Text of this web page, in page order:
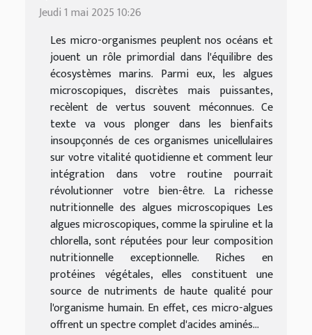
Jeudi 1 mai 2025 10:26
Les micro-organismes peuplent nos océans et
jouent un rôle primordial dans l'équilibre des
écosystèmes marins. Parmi eux, les algues
microscopiques, discrètes mais puissantes,
recèlent de vertus souvent méconnues. Ce
texte va vous plonger dans les bienfaits
insoupçonnés de ces organismes unicellulaires
sur votre vitalité quotidienne et comment leur
intégration dans votre routine pourrait
révolutionner votre bien-être. La richesse
nutritionnelle des algues microscopiques Les
algues microscopiques, comme la spiruline et la
chlorella, sont réputées pour leur composition
nutritionnelle exceptionnelle. Riches en
protéines végétales, elles constituent une
source de nutriments de haute qualité pour
l'organisme humain. En effet, ces micro-algues
offrent un spectre complet d'acides aminés...